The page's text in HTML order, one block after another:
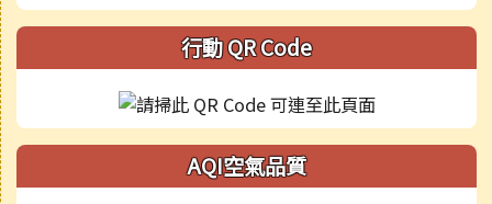
行動 QR Code
AQI空氣品質